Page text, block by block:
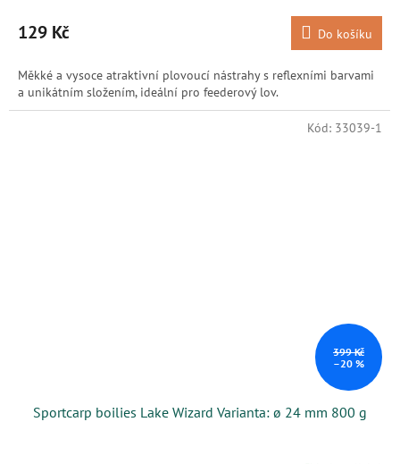
129 Kč Do košíku
Měkké a vysoce atraktivní plovoucí nástrahy s reflexními barvami
a unikátním složením, ideální pro feederový lov.
399 Kč
–20 %
Sportcarp boilies Lake Wizard Varianta: ø 24 mm 800 g
Kód: 33039-1